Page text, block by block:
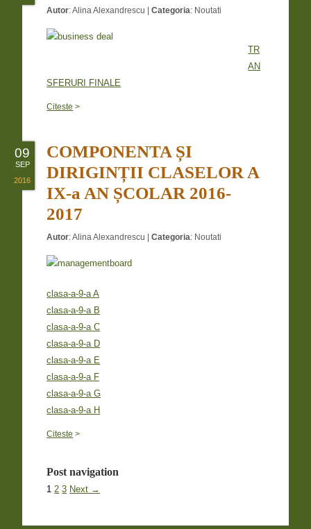
Autor:Alina Alexandrescu |Categoria: Noutati
TR
AN
SFERURI FINALE
Citeste >
COMPONENTA ȘI
DIRIGINȚII CLASELOR A
IX-a AN ȘCOLAR 2016-
2017
Autor:Alina Alexandrescu |Categoria: Noutati
clasa-a-9-a A
clasa-a-9-a B
clasa-a-9-a C
clasa-a-9-a D
clasa-a-9-a E
clasa-a-9-a F
clasa-a-9-a G
clasa-a-9-a H
Citeste >
09
SEP
2016
Post navigation
1 2 3 Next →